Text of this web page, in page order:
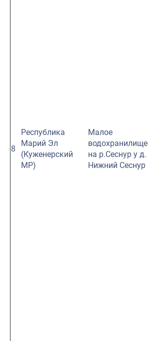
8
Республика
Марий Эл
(Куженерский
МР)
Малое
водохранилище
на р.Сеснур у д.
Нижний Сеснур